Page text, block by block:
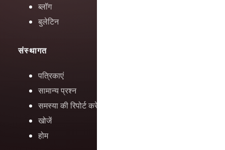
ब्लॉग
बुलेटिन
संस्थागत
पत्रिकाएं
सामान्य प्रश्न
समस्या की रिपोर्ट करें
खोजें
होम